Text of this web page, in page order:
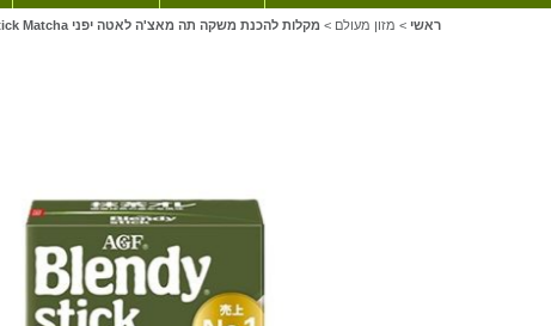
ראשי > מזון מעולם > מקלות להכנת משקה תה מאצ'ה לאטה יפני AGF Blendy Stick Matcha